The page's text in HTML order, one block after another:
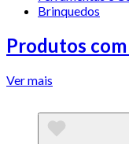
Brinquedos
Produtos
Ver mais